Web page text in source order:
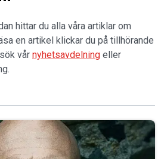
hittar du alla våra artiklar om
en artikel klickar du på tillhörande
vår nyhetsavdelning eller